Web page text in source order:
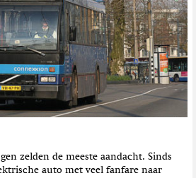
zelden de meeste aandacht. Sinds
auto met veel fanfare naar